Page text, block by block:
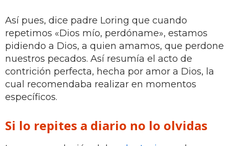
Así pues, dice padre Loring que cuando
repetimos «Dios mío, perdóname», estamos
pidiendo a Dios, a quien amamos, que perdone
nuestros pecados. Así resumía el acto de
contrición perfecta, hecha por amor a Dios, la
cual recomendaba realizar en momentos
específicos.
Si lo repites a diario no lo olvidas